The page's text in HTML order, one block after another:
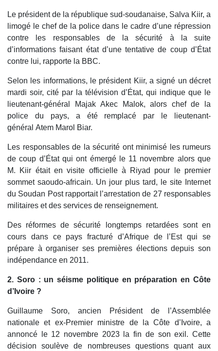
Le président de la république sud-soudanaise, Salva Kiir, a
limogé le chef de la police dans le cadre d’une répression
contre les responsables de la sécurité à la suite
d’informations faisant état d’une tentative de coup d’État
contre lui, rapporte la BBC.
Selon les informations, le président Kiir, a signé un décret
mardi soir, cité par la télévision d’État, qui indique que le
lieutenant-général Majak Akec Malok, alors chef de la
police du pays, a été remplacé par le lieutenant-
général Atem Marol Biar.
Les responsables de la sécurité ont minimisé les rumeurs
de coup d’État qui ont émergé le 11 novembre alors que
M. Kiir était en visite officielle à Riyad pour le premier
sommet saoudo-africain. Un jour plus tard, le site Internet
du Soudan Post rapportait l’arrestation de 27 responsables
militaires et des services de renseignement.
Des réformes de sécurité longtemps retardées sont en
cours dans ce pays fracturé d’Afrique de l’Est qui se
prépare à organiser ses premières élections depuis son
indépendance en 2011.
2. Soro : un séisme politique en préparation en Côte
d’Ivoire ?
Guillaume Soro, ancien Président de l’Assemblée
nationale et ex-Premier ministre de la Côte d’Ivoire, a
annoncé le 12 novembre 2023 la fin de son exil. Cette
décision soulève de nombreuses questions quant aux